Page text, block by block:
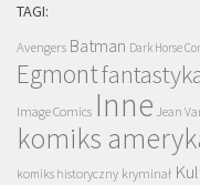
TAGI:
Avengers Batman Dark Horse
Egmont
Image Comics Inne Jean
komiks
komiks historyczny kryminał